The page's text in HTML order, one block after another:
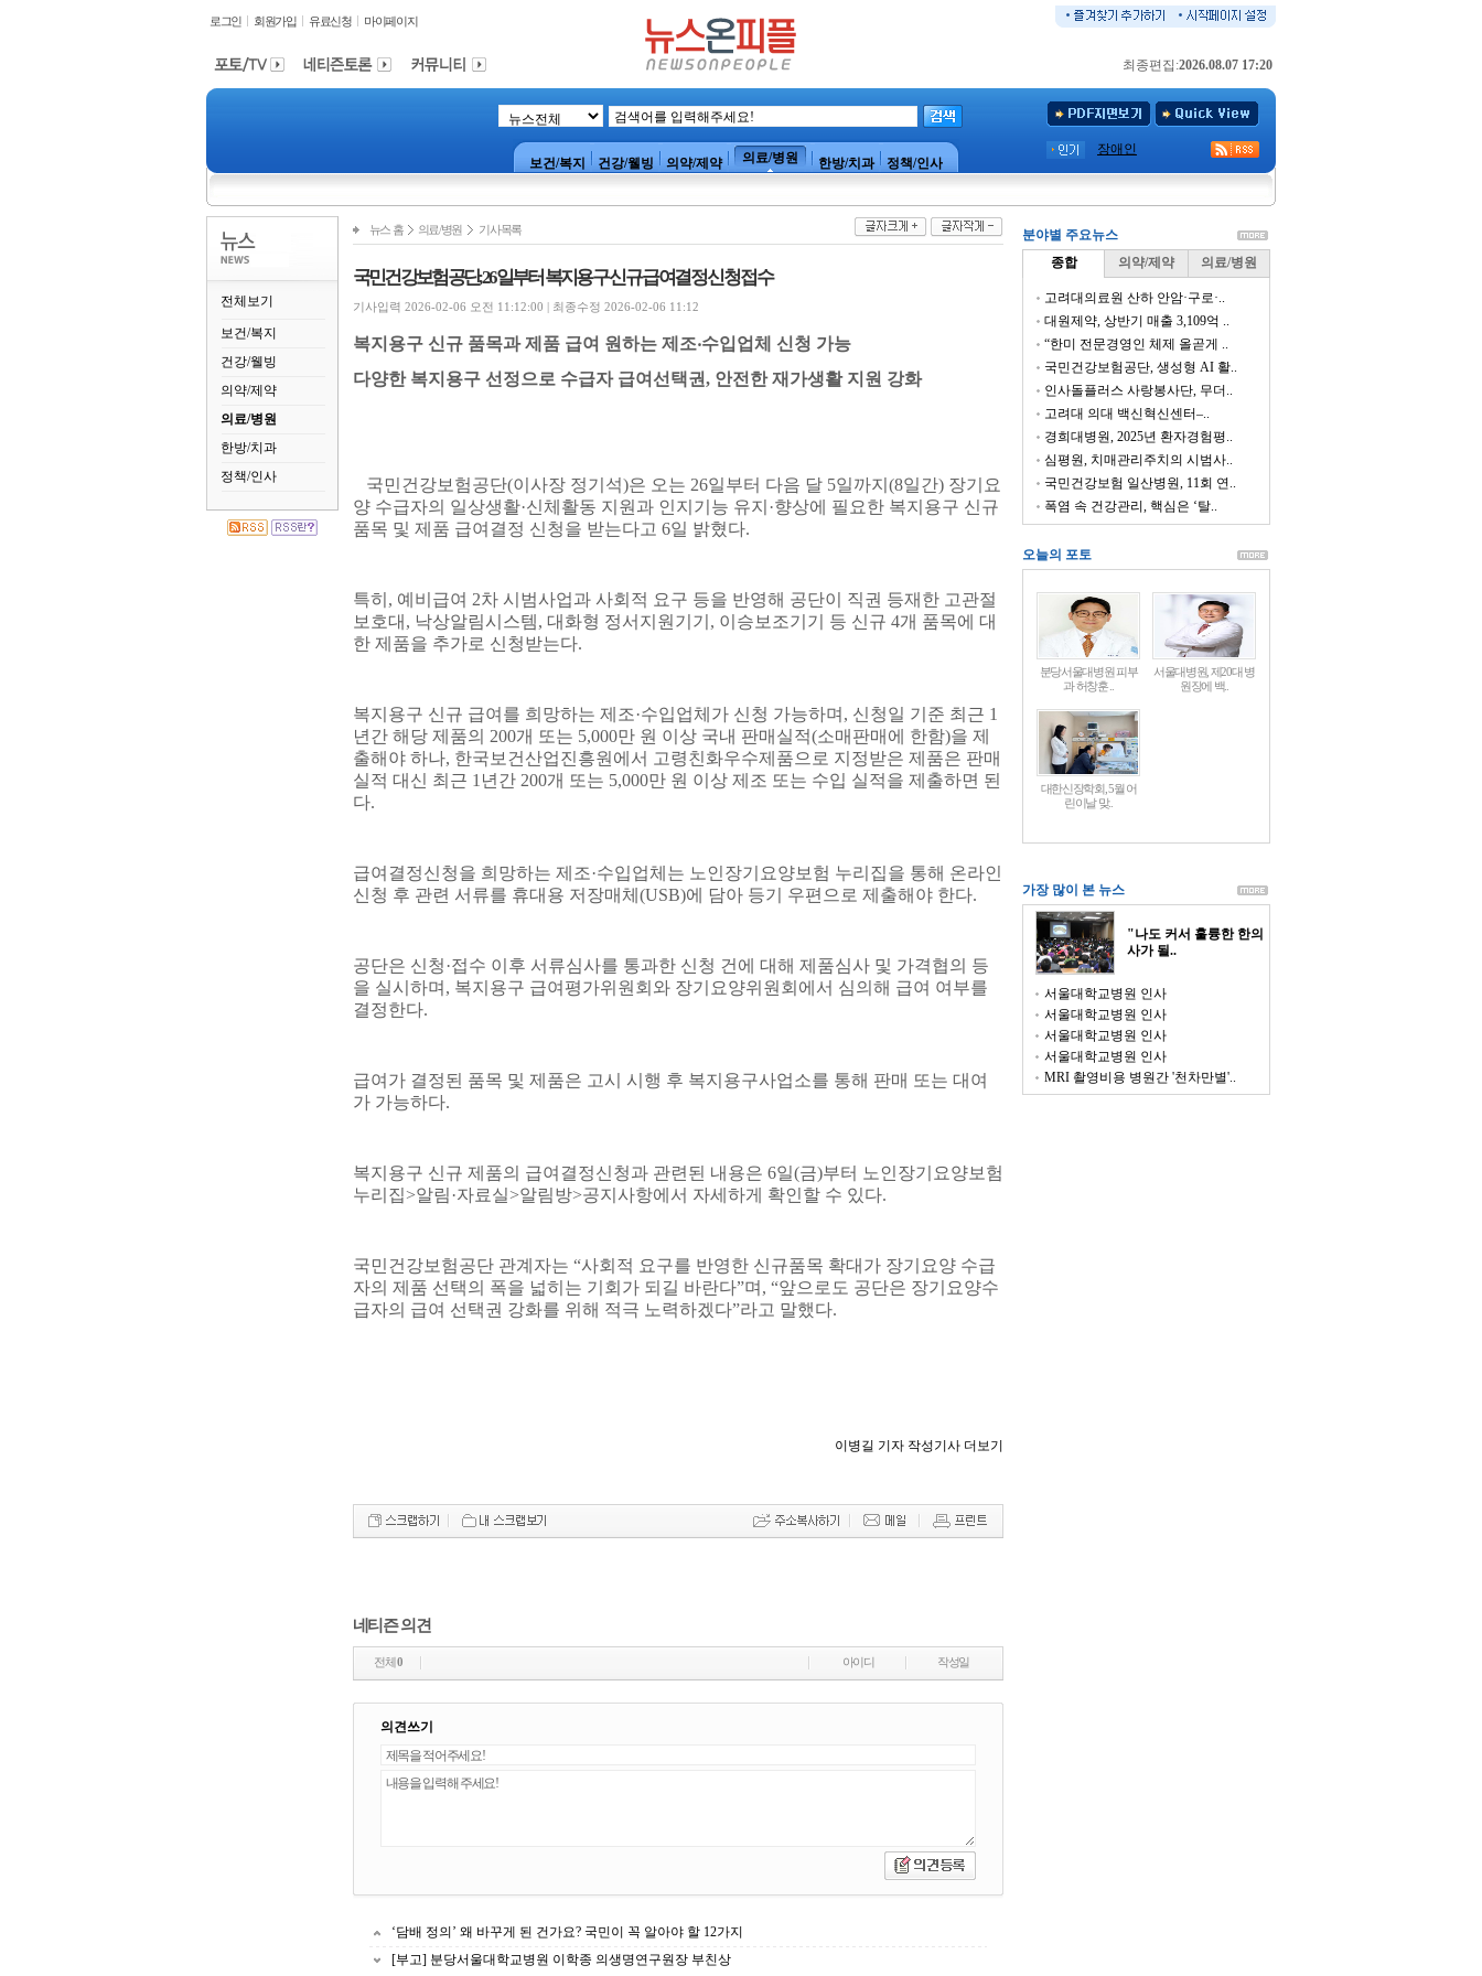
로그인 회원가입 유료신청 마이페이지
최종편집:2026.08.07 17:20
보건/복지 건강/웰빙 의약/제약 의료/병원 한방/치과 정책/인사
장애인
전체보기
보건/복지
건강/웰빙
의약/제약
의료/병원
한방/치과
정책/인사
뉴스 홈 의료/병원 기사목록
국민건강보험공단, 26일부터 복지용구 신규 급여결정 신청 접수
기사입력 2026-02-06 오전 11:12:00 | 최종수정 2026-02-06 11:12
복지용구 신규 품목과 제품 급여 원하는 제조‧수입업체 신청 가능
다양한 복지용구 선정으로 수급자 급여선택권, 안전한 재가생활 지원 강화
국민건강보험공단(이사장 정기석)은 오는 26일부터 다음 달 5일까지 (8일간) 장기요
양 수급자의 일상생활·신체활동 지원과 인지기능 유지 ·향상에 필요한 복지용구 신규
품목 및 제품 급여결정 신청을 받는다고 6일 밝혔다.
특히 , 예비급여 2차 시범사업과 사회적 요구 등을 반영해 공단이 직권 등재한 고관절
보호대 , 낙상알림시스템, 대화형 정서지원기기 , 이승보조기기 등 신규 4개 품목에 대
한 제품을 추가로 신청받는다.
복지용구 신규 급여를 희망하는 제조·수입업체가 신청 가능하며 , 신청일 기준 최근 1
년간 해당 제품의 200개 또는 5,000만 원 이상 국내 판매실적(소매판매에 한함)을 제
출해야 하나, 한국보건산업진흥원에서 고령친화우수제품으로 지정받은 제품은 판매
실적 대신 최근 1 년간 200개 또는 5,000만 원 이상 제조 또는 수입 실적을 제출하면 된
다.
급여결정신청을 희망하는 제조·수입업체는 노인장기요양보험 누리집을 통해 온라인
신청 후 관련 서류를 휴대용 저장매체 (USB)에 담아 등기 우편으로 제출해야 한다.
공단은 신청 ·접수 이후 서류심사를 통과한 신청 건에 대해 제품심사 및 가격협의 등
을 실시하며 , 복지용구 급여평가위원회와 장기요양위원회에서 심의해 급여 여부를
결정한다.
급여가 결정된 품목 및 제품은 고시 시행 후 복지용구사업소를 통해 판매 또는 대여
가 가능하다.
복지용구 신규 제품의 급여결정신청과 관련된 내용은 6일(금)부터 노인장기요양보험
누리집>알림 ·자료실>알림방>공지사항에서 자세하게 확인할 수 있다.
국민건강보험공단 관계자는 “사회적 요구를 반영한 신규품목 확대가 장기요양 수급
자의 제품 선택의 폭을 넓히는 기회가 되길 바란다”며 , “앞으로도 공단은 장기요양수
급자의 급여 선택권 강화를 위해 적극 노력하겠다”라고 말했다.
이병길 기자 작성기사 더보기
네티즌 의견
전체0 아이디 작성일
의견쓰기
‘담배 정의’ 왜 바꾸게 된 건가요? 국민이 꼭 알아야 할 12가지
[부고] 분당서울대학교병원 이학종 의생명연구원장 부친상
분야별 주요뉴스
종합
의약/제약 의료/병원
고려대의료원 산하 안암·구로·..
대원제약, 상반기 매출 3,109억 ..
“한미 전문경영인 체제 올곧게 ..
국민건강보험공단, 생성형 AI 활..
인사돌플러스 사랑봉사단, 무더..
고려대 의대 백신혁신센터–..
경희대병원, 2025년 환자경험평..
심평원, 치매관리주치의 시범사..
국민건강보험 일산병원, 11회 연..
폭염 속 건강관리, 핵심은 ‘탈..
오늘의 포토
분당서울대병원 피부
과 허창훈 ..
서울대병원, 제20대 병
원장에 백..
대한신장학회, 5월 어
린이날 맞..
가장 많이 본 뉴스
"나도 커서 훌륭한 한의
사가 될..
서울대학교병원 인사
서울대학교병원 인사
서울대학교병원 인사
서울대학교병원 인사
MRI 촬영비용 병원간 '천차만별'..